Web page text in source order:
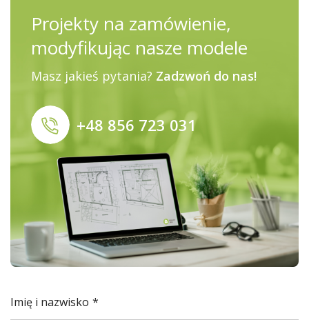
Projekty na zamówienie,
modyfikując nasze modele
Masz jakieś pytania? Zadzwoń do nas!
+48 856 723 031
Imię i nazwisko